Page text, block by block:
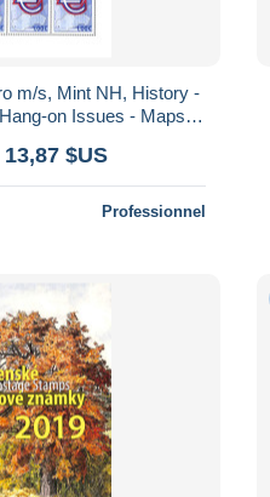
m/s, Mint NH, History -
on Issues - Maps -
13,87 $US
Professionnel